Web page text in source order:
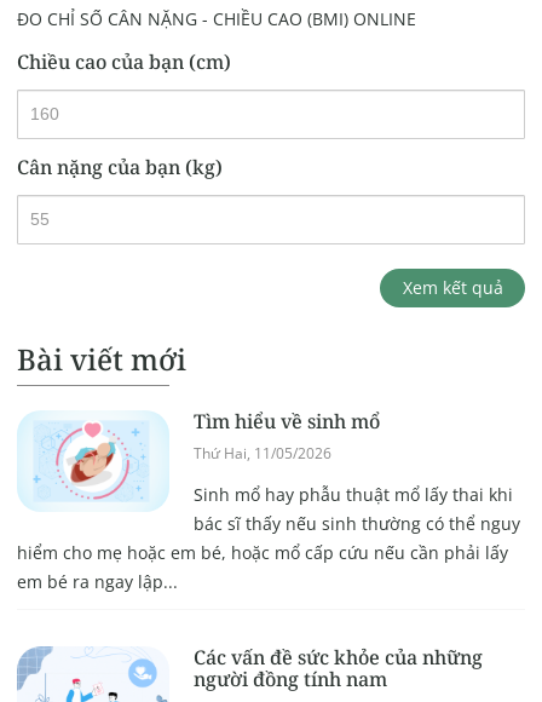
ĐO CHỈ SỐ CÂN NẶNG - CHIỀU CAO (BMI) ONLINE
Chiều cao của bạn (cm)
Cân nặng của bạn (kg)
Xem kết quả
Bài viết mới
Tìm hiểu về sinh mổ
Thứ Hai, 11/05/2026
Sinh mổ hay phẫu thuật mổ lấy thai khi
bác sĩ thấy nếu sinh thường có thể nguy
hiểm cho mẹ hoặc em bé, hoặc mổ cấp cứu nếu cần phải lấy
em bé ra ngay lập...
Các vấn đề sức khỏe của những
người đồng tính nam